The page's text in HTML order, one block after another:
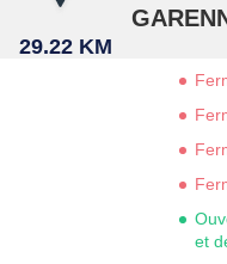
29.22 KM
et